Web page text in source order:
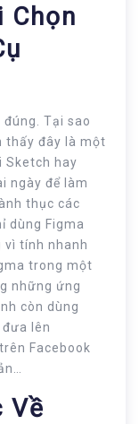
Chọn
Tại sao
thấy đây là một
Sketch hay
ngày để làm
thục các
dùng Figma
vì tính nhanh
trong một
những ứng
còn dùng
lên
Facebook
Về